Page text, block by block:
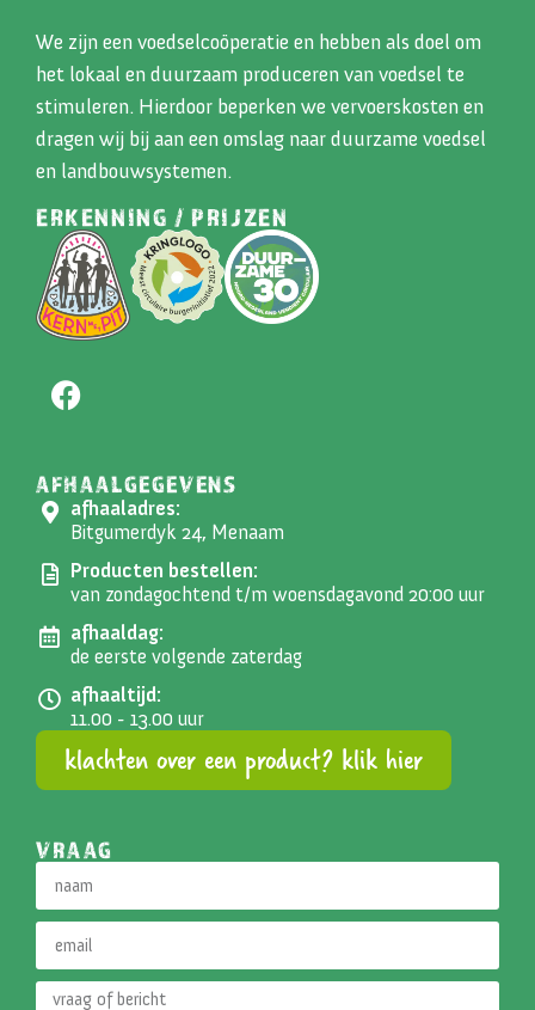
We zijn een voedselcoöperatie en hebben als doel om
het lokaal en duurzaam produceren van voedsel te
stimuleren. Hierdoor beperken we vervoerskosten en
dragen wij bij aan een omslag naar duurzame voedsel
en landbouwsystemen.
ERKENNING / PRIJZEN
AFHAALGEGEVENS
afhaaladres:
Bitgumerdyk 24, Menaam
Producten bestellen:
van zondagochtend t/m woensdagavond 20:00 uur
afhaaldag:
de eerste volgende zaterdag
afhaaltijd:
11.00 - 13.00 uur
klachten over een product? klik hier
VRAAG